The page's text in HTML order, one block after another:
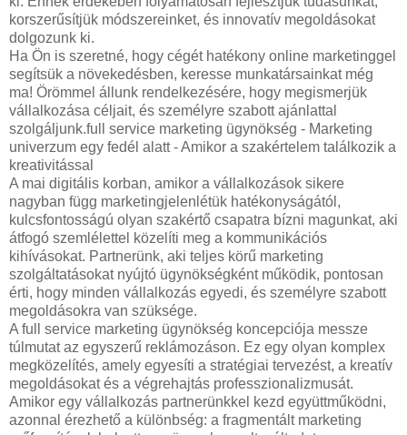
korszerűsítjük módszereinket, és innovatív megoldásokat
dolgozunk ki.
Ha Ön is szeretné, hogy cégét hatékony online marketinggel
segítsük a növekedésben, keresse munkatársainkat még
ma! Örömmel állunk rendelkezésére, hogy megismerjük
vállalkozása céljait, és személyre szabott ajánlattal
szolgáljunk.full service marketing ügynökség - Marketing
univerzum egy fedél alatt - Amikor a szakértelem találkozik a
kreativitással
A mai digitális korban, amikor a vállalkozások sikere
nagyban függ marketingjelenlétük hatékonyságától,
kulcsfontosságú olyan szakértő csapatra bízni magunkat, aki
átfogó szemlélettel közelíti meg a kommunikációs
kihívásokat. Partnerünk, aki teljes körű marketing
szolgáltatásokat nyújtó ügynökségként működik, pontosan
érti, hogy minden vállalkozás egyedi, és személyre szabott
megoldásokra van szüksége.
A full service marketing ügynökség koncepciója messze
túlmutat az egyszerű reklámozáson. Ez egy olyan komplex
megközelítés, amely egyesíti a stratégiai tervezést, a kreatív
megoldásokat és a végrehajtás professzionalizmusát.
Amikor egy vállalkozás partnerünkkel kezd együttműködni,
azonnal érezhető a különbség: a fragmentált marketing